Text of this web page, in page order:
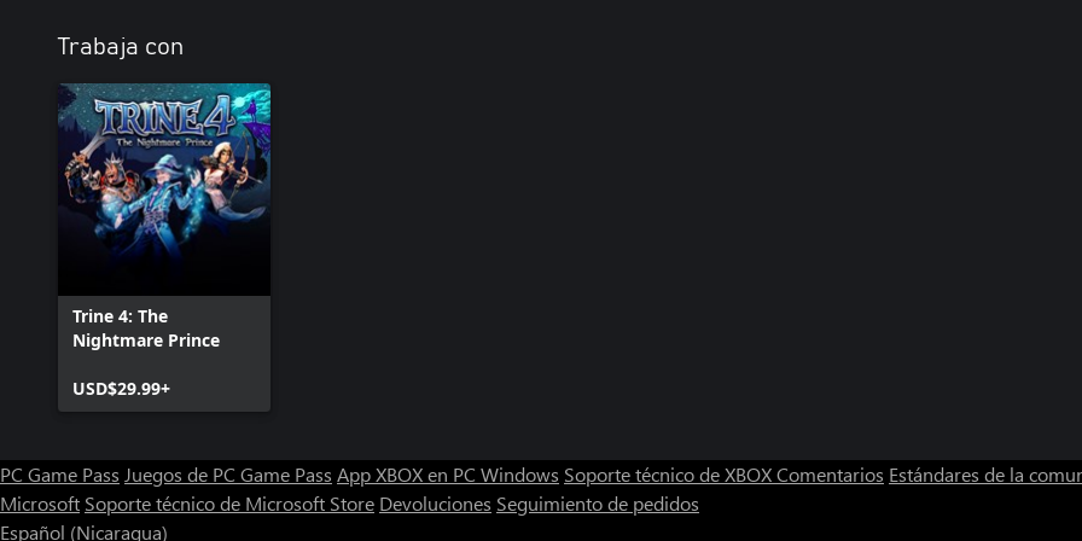
Trabaja con
Trine 4: The
Nightmare Prince
USD$29.99+
PC Game Pass Juegos de PC Game Pass App XBOX en PC Windows Soporte técnico de XBOXComentarios Estándares de la
Microsoft Soporte técnico de Microsoft Store Devoluciones Seguimiento de pedidos
Español (Nicaragua)